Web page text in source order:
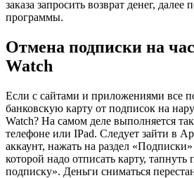
заказа запросить возврат денег, далее
программы.
Отмена подписки на
Watch
Если с сайтами и приложениями все
банковскую карту от подписок на
Watch? На самом деле выполняется
телефоне или IPad. Следует зайти в
аккаунт, нажать на раздел
которой надо отписать карту,
подписку». Деньги сниматься